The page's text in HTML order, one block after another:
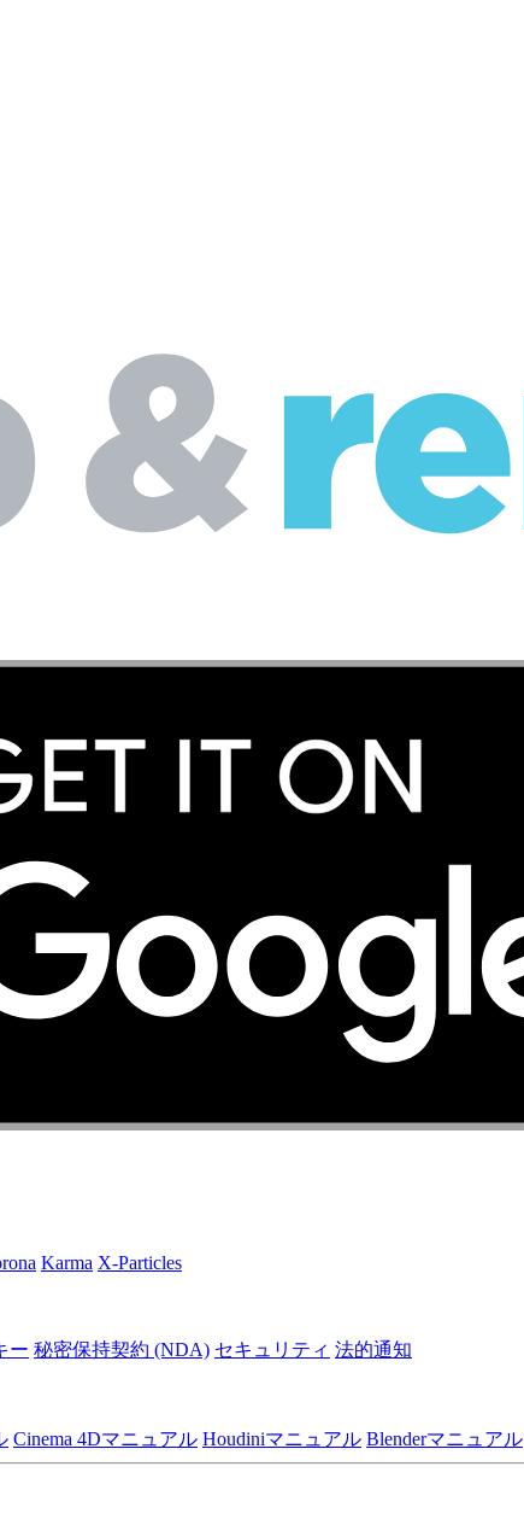
Karma X-Particles
ー 秘密保持契約 (NDA) セキュリティ 法的通知
Cinema 4Dマニュアル Houdiniマニュアル Blenderマニュアル